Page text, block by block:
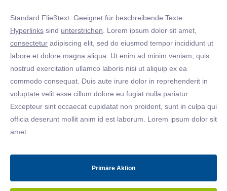
Standard Fließtext: Geeignet für beschreibende Texte.
Hyperlinks sind unterstrichen . Lorem ipsum dolor sit amet,
consectetur adipiscing elit, sed do eiusmod tempor incididunt ut
labore et dolore magna aliqua. Ut enim ad minim veniam, quis
nostrud exercitation ullamco laboris nisi ut aliquip ex ea
commodo consequat. Duis aute irure dolor in reprehenderit in
voluptate velit esse cillum dolore eu fugiat nulla pariatur.
Excepteur sint occaecat cupidatat non proident, sunt in culpa qui
officia deserunt mollit anim id est laborum. Lorem ipsum dolor sit
amet.
Primäre Aktion